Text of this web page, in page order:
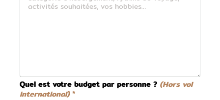
Quel est votre budget par personne ? (Hors vol
international)